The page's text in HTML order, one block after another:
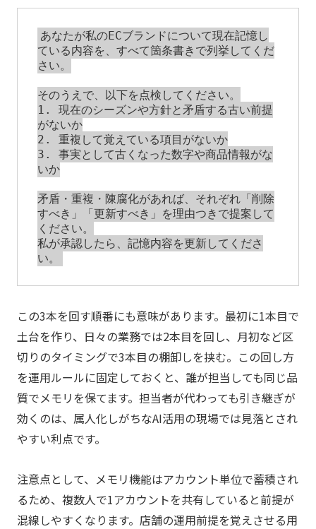
あなたが私のECブランドについて現在記憶し
ている内容を、すべて箇条書きで列挙してくだ
さい。
そのうえで、以下を点検してください。
1. 現在のシーズンや方針と矛盾する古い前提
がないか
2. 重複して覚えている項目がないか
3. 事実として古くなった数字や商品情報がな
いか
矛盾・重複・陳腐化があれば、それぞれ「削除
すべき」「更新すべき」を理由つきで提案して
ください。
私が承認したら、記憶内容を更新してくださ
この3本を回す順番にも意味があります。最初に1本目で
土台を作り、日々の業務では2本目を回し、月初など区
切りのタイミングで3本目の棚卸しを挟む。この回し方
を運用ルールに固定しておくと、誰が担当しても同じ品
質でメモリを保てます。担当者が代わっても引き継ぎが
効くのは、属人化しがちなAI活用の現場では見落とされ
やすい利点です。
注意点として、メモリ機能はアカウント単位で蓄積され
るため、複数人で1アカウントを共有していると前提が
混線しやすくなります。店舗の運用前提を覚えさせる用